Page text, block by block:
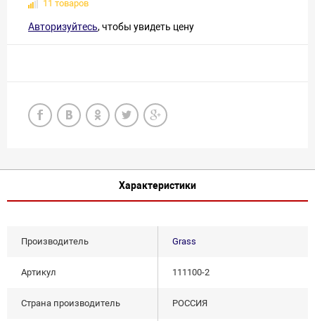
11 товаров
Авторизуйтесь, чтобы увидеть цену
Характеристики
Производитель Grass
Артикул 111100-2
Страна производитель РОССИЯ